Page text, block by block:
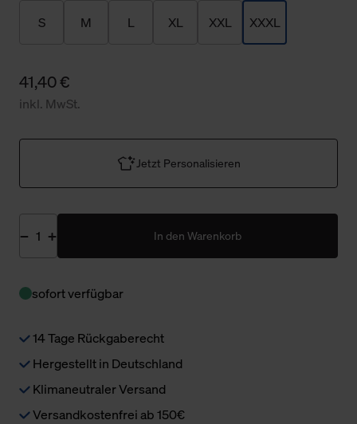
S M L XL XXL XXXL
41,40 €
inkl. MwSt.
Jetzt Personalisieren
In den Warenkorb
sofort verfügbar
14 Tage Rückgaberecht
Hergestellt in Deutschland
Klimaneutraler Versand
Versandkostenfrei ab 150€